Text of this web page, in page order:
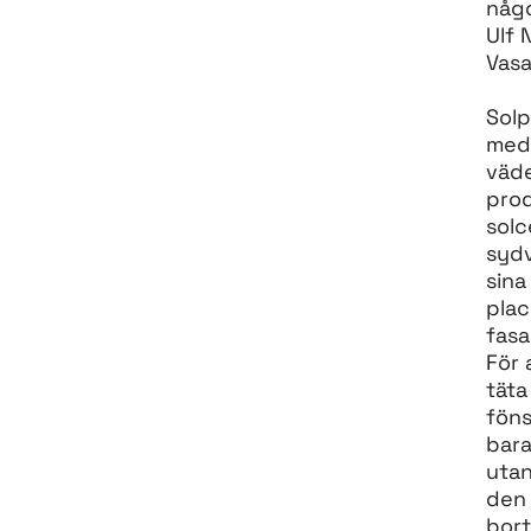
Ulf
För
täta
den